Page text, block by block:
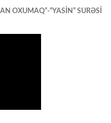
OXUMAQ”-“YASİN” SURƏSİ